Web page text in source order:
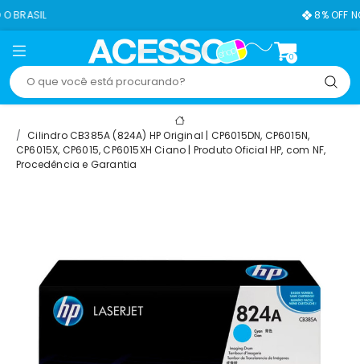
0
Cilindro CB385A (824A) HP Original | CP6015DN, CP6015N,
CP6015X, CP6015, CP6015XH Ciano | Produto Oficial HP, com NF,
Procedência e Garantia